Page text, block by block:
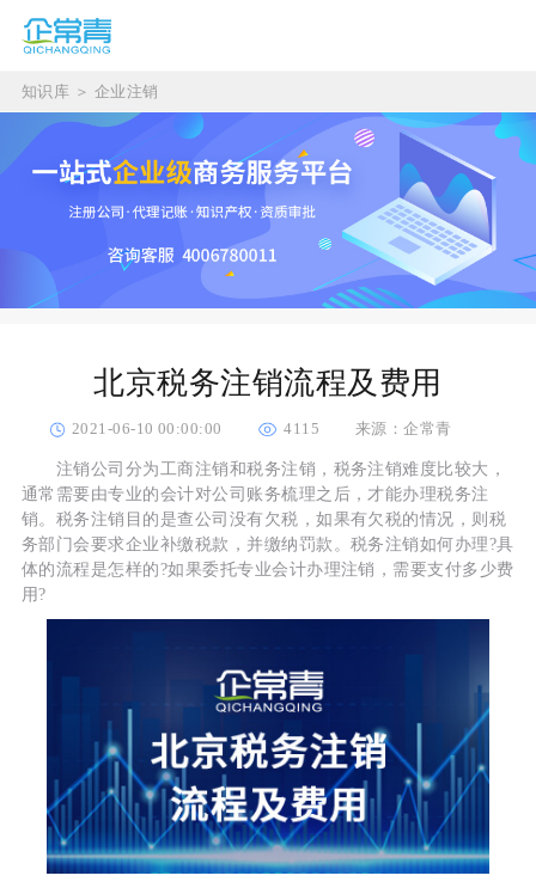
知识库 ＞ 企业注销
北京税务注销流程及费用
2021-06-10 00:00:00 4115 来源：企常青
注销公司分为工商注销和税务注销，税务注销难度比较大，
通常需要由专业的会计对公司账务梳理之后，才能办理税务注
销。税务注销目的是查公司没有欠税，如果有欠税的情况，则税
务部门会要求企业补缴税款，并缴纳罚款。税务注销如何办理?具
体的流程是怎样的?如果委托专业会计办理注销，需要支付多少费
用?